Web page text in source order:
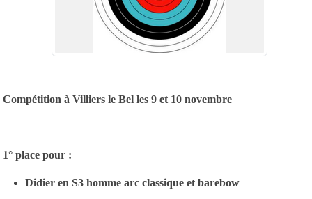
Compétition à Villiers le Bel les 9 et 10 novembre
1° place pour :
Didier en S3 homme arc classique et barebow